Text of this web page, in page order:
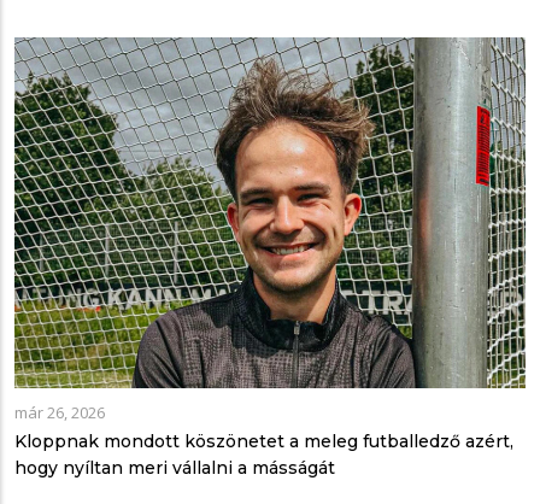
már 26, 2026
Kloppnak mondott köszönetet a meleg futballedző azért,
hogy nyíltan meri vállalni a másságát